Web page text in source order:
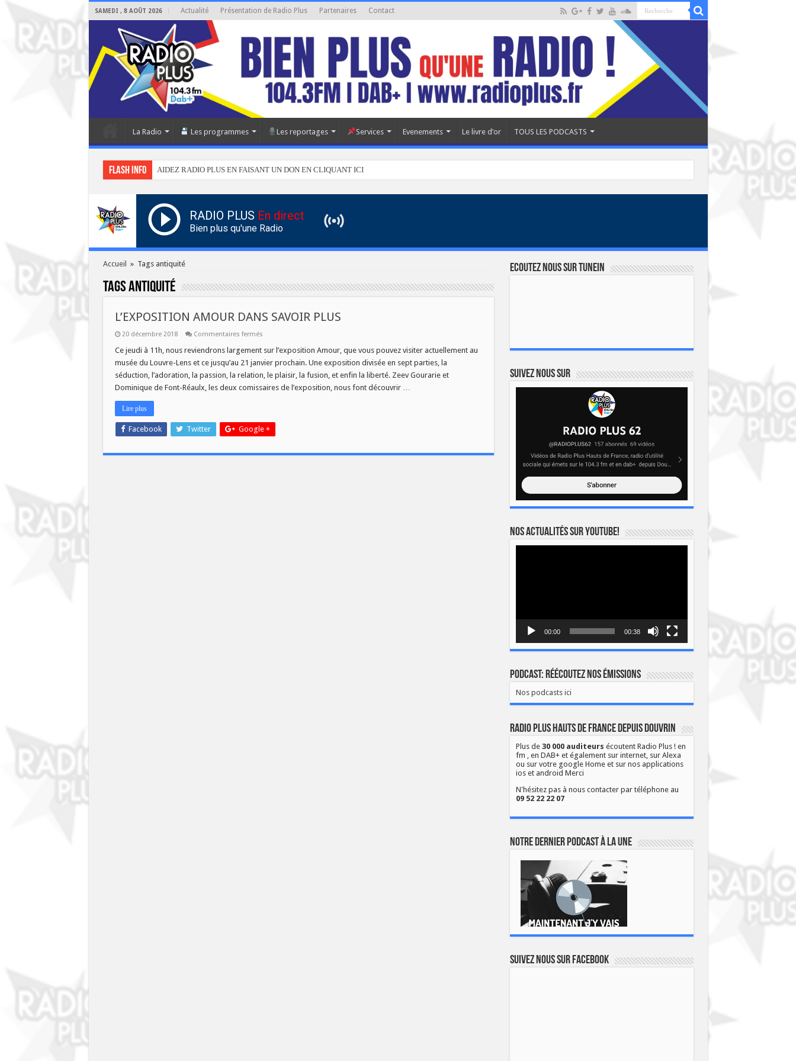
SAMEDI , 8 AOÛT 2026 Actualité Présentation de Radio Plus Partenaires Contact
La Radio Les programmes Les reportages Services Evenements Le livre d’or TOUS LES PODCASTS
Flash info AIDEZ RADIO PLUS EN FAISANT UN DON EN CLIQUANT ICI
RADIO PLUS En direct
Bien plus qu'une Radio
Accueil » Tags antiquité
Tagsantiquité
L’EXPOSITION AMOUR DANS SAVOIR PLUS
20 décembre 2018 Commentaires ferméssur
AMOUR
SAVOIR
PLUS
Ce jeudi à 11h, nous reviendrons largement sur l’exposition Amour, que vous pouvez visiter actuellement au
musée du Louvre-Lens et ce jusqu’au 21 janvier prochain. Une exposition divisée en sept parties, la
séduction, l’adoration, la passion, la relation, le plaisir, la fusion, et enfin la liberté. Zeev Gourarie et
Dominique de Font-Réaulx, les deux comissaires de l’exposition, nous font découvrir …
Lire plus
Facebook Twitter Google +
Ecoutez nous sur TuneIn
Suivez nous sur
Nos actualités sur YOUTUBE!
00:00 00:38
Podcast: Réécoutez nos émissions
Nos podcasts ici
Radio Plus Hauts de France depuis Douvrin
Plus de 30 000 auditeurs écoutent Radio Plus ! en
fm , en DAB+ et également sur internet, sur Alexa
ou sur votre google Home et sur nos applications
ios et android Merci
N'hésitez pas à nous contacter par téléphone au
09 52 22 22 07
Notre dernier podcast à la une
Suivez nous sur Facebook